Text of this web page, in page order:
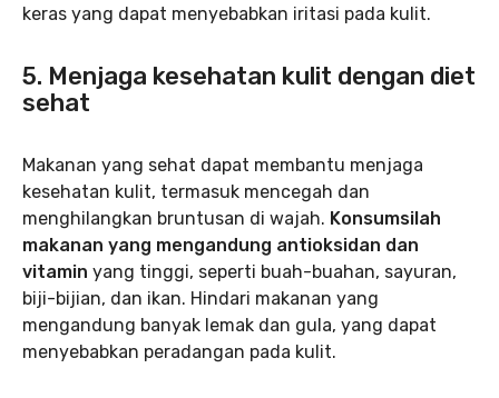
keras yang dapat menyebabkan iritasi pada kulit.
5. Menjaga kesehatan kulit dengan diet
sehat
Makanan yang sehat dapat membantu menjaga
kesehatan kulit, termasuk mencegah dan
menghilangkan bruntusan di wajah. Konsumsilah
makanan yang mengandung antioksidan dan
vitamin yang tinggi, seperti buah-buahan, sayuran,
biji-bijian, dan ikan. Hindari makanan yang
mengandung banyak lemak dan gula, yang dapat
menyebabkan peradangan pada kulit.